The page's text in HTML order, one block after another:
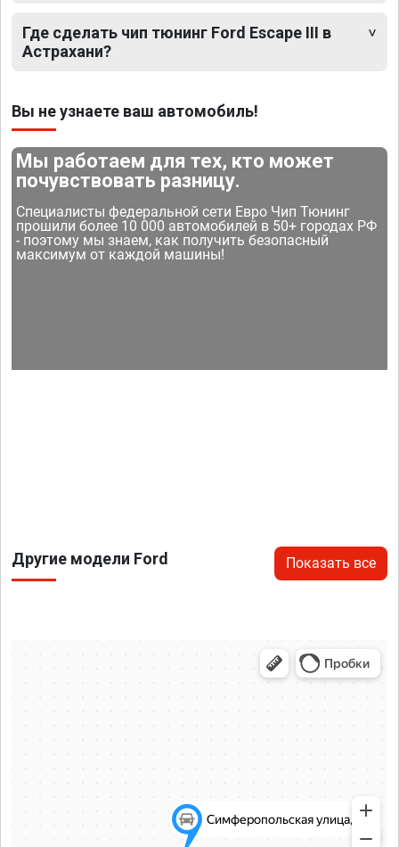
Где сделать чип тюнинг Ford Escape III в
Астрахани?
Вы не узнаете ваш автомобиль!
Мы работаем для тех, кто может
почувствовать разницу.
Специалисты федеральной сети Евро Чип Тюнинг
прошили более 10 000 автомобилей в 50+ городах РФ
- поэтому мы знаем, как получить безопасный
максимум от каждой машины!
Другие модели Ford Показать все